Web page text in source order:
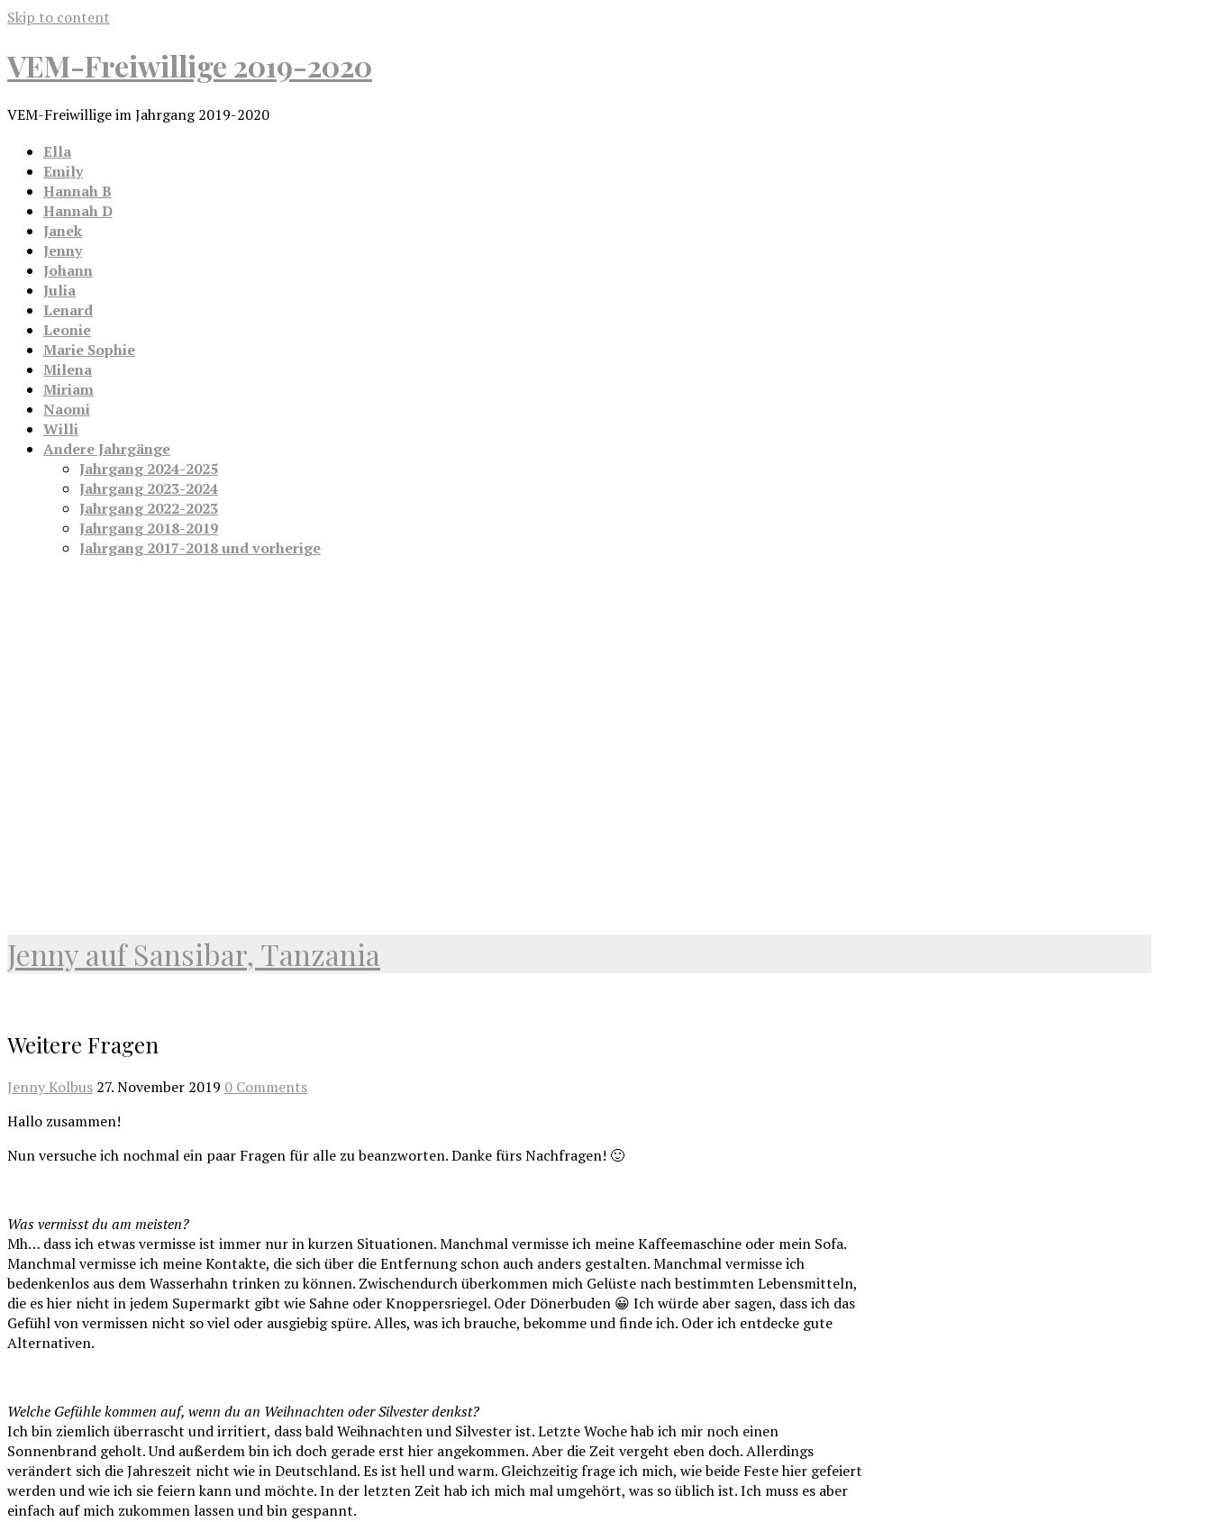
Skip to content
VEM-Freiwillige 2019-2020
VEM-Freiwillige im Jahrgang 2019-2020
Ella
Emily
Hannah B
Hannah D
Janek
Jenny
Johann
Julia
Lenard
Leonie
Marie Sophie
Milena
Miriam
Naomi
Willi
Andere Jahrgänge
Jahrgang 2024-2025
Jahrgang 2023-2024
Jahrgang 2022-2023
Jahrgang 2018-2019
Jahrgang 2017-2018 und vorherige
Jenny auf Sansibar, Tanzania
Weitere Fragen
Jenny Kolbus 27. November 2019 0 Comments
Hallo zusammen!
Nun versuche ich nochmal ein paar Fragen für alle zu beanzworten. Danke fürs Nachfragen! 🙂
Was vermisst du am meisten?
Mh… dass ich etwas vermisse ist immer nur in kurzen Situationen. Manchmal vermisse ich meine Kaffeemaschine oder mein Sofa.
Manchmal vermisse ich meine Kontakte, die sich über die Entfernung schon auch anders gestalten. Manchmal vermisse ich
bedenkenlos aus dem Wasserhahn trinken zu können. Zwischendurch überkommen mich Gelüste nach bestimmten Lebensmitteln,
die es hier nicht in jedem Supermarkt gibt wie Sahne oder Knoppersriegel. Oder Dönerbuden 😀 Ich würde aber sagen, dass ich das
Gefühl von vermissen nicht so viel oder ausgiebig spüre. Alles, was ich brauche, bekomme und finde ich. Oder ich entdecke gute
Alternativen.
Welche Gefühle kommen auf, wenn du an Weihnachten oder Silvester denkst?
Ich bin ziemlich überrascht und irritiert, dass bald Weihnachten und Silvester ist. Letzte Woche hab ich mir noch einen
Sonnenbrand geholt. Und außerdem bin ich doch gerade erst hier angekommen. Aber die Zeit vergeht eben doch. Allerdings
verändert sich die Jahreszeit nicht wie in Deutschland. Es ist hell und warm. Gleichzeitig frage ich mich, wie beide Feste hier gefeiert
werden und wie ich sie feiern kann und möchte. In der letzten Zeit hab ich mich mal umgehört, was so üblich ist. Ich muss es aber
einfach auf mich zukommen lassen und bin gespannt.